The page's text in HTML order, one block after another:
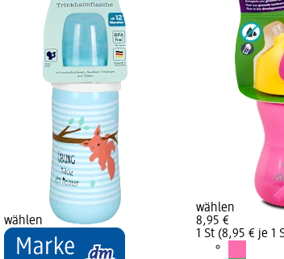
wählen
wählen
8,95 €
1 St (8,95 € je 1